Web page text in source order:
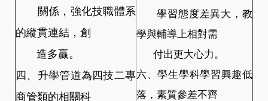
關係，強化技職體系
的縱貫連結，創
造多贏。
四、升學管道為四技二專
商管類的相關科
學習態度差異大，教
學與輔導上相對需
付出更大心力。
六、學生學科學習興趣低
落，素質參差不齊